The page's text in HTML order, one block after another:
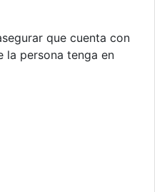
que cuenta con
la persona tenga en